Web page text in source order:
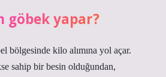
göbek yapar?
bölgesinde kilo alımına yol açar.
sahip bir besin olduğundan,